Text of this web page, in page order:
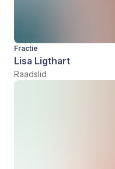
Fractie
Lisa Ligthart
Raadslid